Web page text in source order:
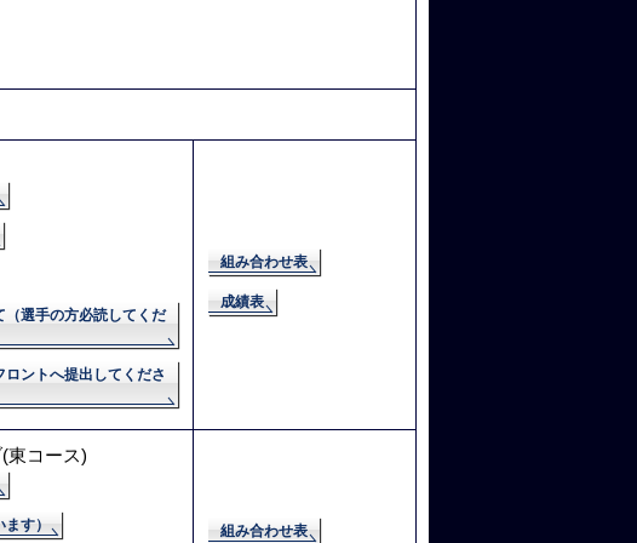
選手の方必読してくだ
ントへ提出してくださ
組み合わせ表
成績表
東コース)
す） 組み合わせ表